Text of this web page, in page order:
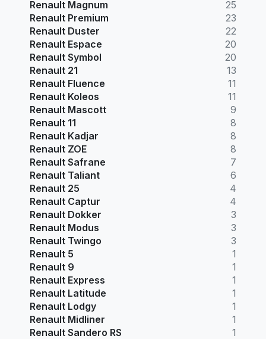
Renault Magnum
25
Renault Premium
23
Renault Duster
22
Renault Espace
20
Renault Symbol
20
Renault 21
13
Renault Fluence
11
Renault Koleos
11
Renault Mascott
9
Renault 11
8
Renault Kadjar
8
Renault ZOE
8
Renault Safrane
7
Renault Taliant
6
Renault 25
4
Renault Captur
4
Renault Dokker
3
Renault Modus
3
Renault Twingo
3
Renault 5
1
Renault 9
1
Renault Express
1
Renault Latitude
1
Renault Lodgy
1
Renault Midliner
1
Renault Sandero RS
1